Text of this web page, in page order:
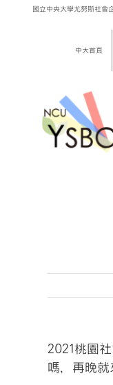
國立中央大學尤努斯社會
中大首頁
2021桃園
嗎，再晚就